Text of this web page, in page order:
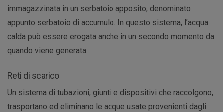
immagazzinata in un serbatoio apposito, denominato
appunto serbatoio di accumulo. In questo sistema, l’acqua
calda può essere erogata anche in un secondo momento da
quando viene generata.
Reti di scarico
Un sistema di tubazioni, giunti e dispositivi che raccolgono,
trasportano ed eliminano le acque usate provenienti dagli